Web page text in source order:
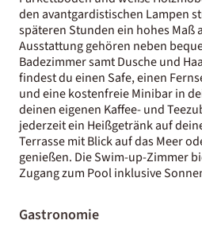
den avantgardistischen Lampen
späteren Stunden ein hohes Maß
Ausstattung gehören neben
Badezimmer samt Dusche und
findest du einen Safe, einen
und eine kostenfreie Minibar in
deinen eigenen Kaffee- und
jederzeit ein Heißgetränk auf
Terrasse mit Blick auf das Meer
genießen. Die Swim-up-Zimmer
Zugang zum Pool inklusive
Gastronomie